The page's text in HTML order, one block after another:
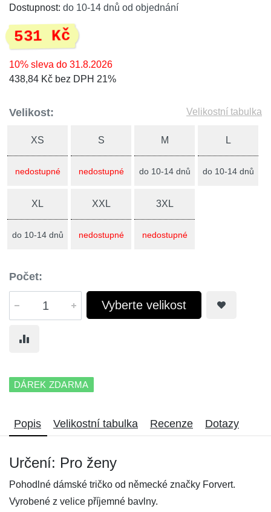
Dostupnost: do 10-14 dnů od objednání
531 Kč
10% sleva do 31.8.2026
438,84 Kč bez DPH 21%
Velikost: Velikostní tabulka
XS
nedostupné
S
nedostupné
M
do 10-14 dnů
L
do 10-14 dnů
XL
do 10-14 dnů
XXL
nedostupné
3XL
nedostupné
Počet:
Vyberte velikost
DÁREK ZDARMA
Popis Velikostní tabulka Recenze Dotazy
Určení: Pro ženy
Pohodlné dámské tričko od německé značky Forvert.
Vyrobené z velice příjemné bavlny.